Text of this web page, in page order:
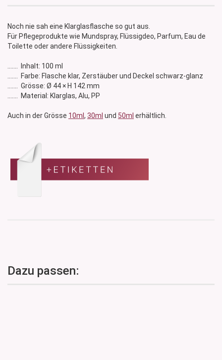
Noch nie sah eine Klarglasflasche so gut aus.
Für Pflegeprodukte wie Mundspray, Flüssigdeo, Parfum, Eau de
Toilette oder andere Flüssigkeiten.
....... Inhalt: 100 ml
....... Farbe: Flasche klar, Zerstäuber und Deckel schwarz-glanz
....... Grösse: Ø 44 × H 142 mm
....... Material: Klarglas, Alu, PP
Auch in der Grösse 10ml , 30ml und 50ml erhältlich.
Dazu passen: